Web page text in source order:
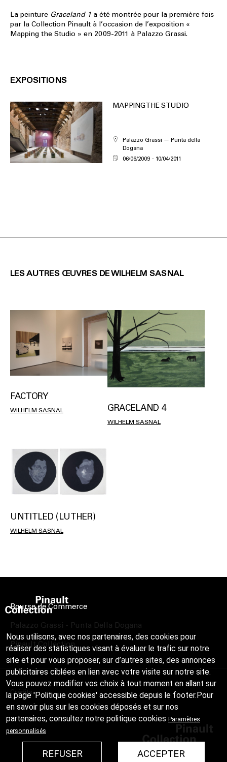
La peinture Graceland 1 a été montrée pour la première fois
par la Collection Pinault à l’occasion de l’exposition «
Mapping the Studio » en 2009-2011 à Palazzo Grassi.
EXPOSITIONS
MAPPING THE STUDIO
Palazzo Grassi — Punta della
Dogana
06/06/2009
10/04/2011
LES AUTRES ŒUVRES DE WILHELM SASNAL
FACTORY
WILHELM SASNAL GRACELAND 4
WILHELM SASNAL
UNTITLED (LUTHER)
WILHELM SASNAL
Bourse de Commerce
Palazzo Grassi - Punta Della Dogana
Pinault Collection
Crédits
Nous utilisons, avec nos partenaires, des cookies pour
réaliser des statistiques visant à évaluer le trafic sur notre
site et pour vous proposer, sur d’autres sites, des annonces
publicitaires ciblées en lien avec votre visite sur notre site.
Vous pouvez modifier vos choix à tout moment en allant sur
la page 'Politique cookies' accessible depuis le footer.Pour
en savoir plus sur les cookies déposés et sur nos
partenaires, consultez notre politique cookies Paramètres
personnalisés
ACCEPTER
REFUSER